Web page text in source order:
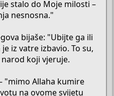
stalo do Moje milosti –
nesnosna."
bijaše: "Ubijte ga ili
je iz vatre izbavio. To su,
koji vjeruje.
"mimo Allaha kumire
na ovome svijetu